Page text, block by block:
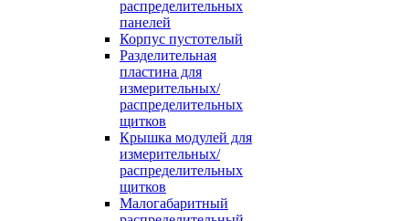
распределительных
панелей
Корпус пустотелый
Разделительная
пластина для
измерительных/
распределительных
щитков
Крышка модулей для
измерительных/
распределительных
щитков
Малогабаритный